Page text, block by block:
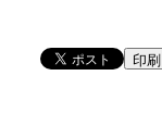
印刷